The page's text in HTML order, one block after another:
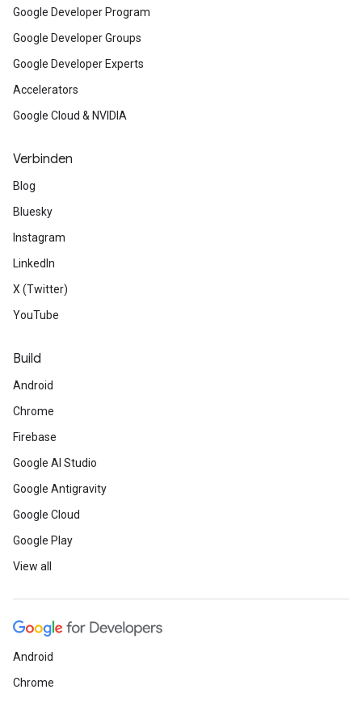
Google Developer Program
Google Developer Groups
Google Developer Experts
Accelerators
Google Cloud & NVIDIA
Verbinden
Blog
Bluesky
Instagram
LinkedIn
X (Twitter)
YouTube
Build
Android
Chrome
Firebase
Google AI Studio
Google Antigravity
Google Cloud
Google Play
View all
Android
Chrome